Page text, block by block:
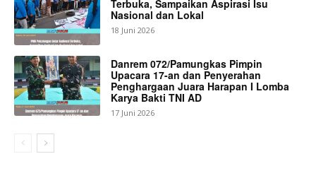
Terbuka, Sampaikan Aspirasi Isu
Nasional dan Lokal
18 Juni 2026
Danrem 072/Pamungkas Pimpin
Upacara 17-an dan Penyerahan
Penghargaan Juara Harapan I Lomba
Karya Bakti TNI AD
17 Juni 2026